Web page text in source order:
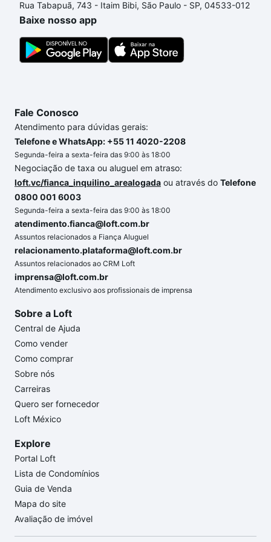
até as chaves.
Rua Tabapuã, 743 - Itaim Bibi, São Paulo - SP, 04533-012
Baixe nosso app
Fale Conosco
Atendimento para dúvidas gerais:
Telefone e WhatsApp: +55 11 4020-2208
Segunda-feira a sexta-feira das 9:00 às 18:00
Negociação de taxa ou aluguel em atraso:
loft.vc/fianca_inquilino_arealogada ou através do Telefone
0800 001 6003
Segunda-feira a sexta-feira das 9:00 às 18:00
atendimento.fianca@loft.com.br
Assuntos relacionados a Fiança Aluguel
relacionamento.plataforma@loft.com.br
Assuntos relacionados ao CRM Loft
imprensa@loft.com.br
Atendimento exclusivo aos profissionais de imprensa
Sobre a Loft
Central de Ajuda
Como vender
Como comprar
Sobre nós
Carreiras
Quero ser fornecedor
Loft México
Explore
Portal Loft
Lista de Condomínios
Guia de Venda
Mapa do site
Avaliação de imóvel